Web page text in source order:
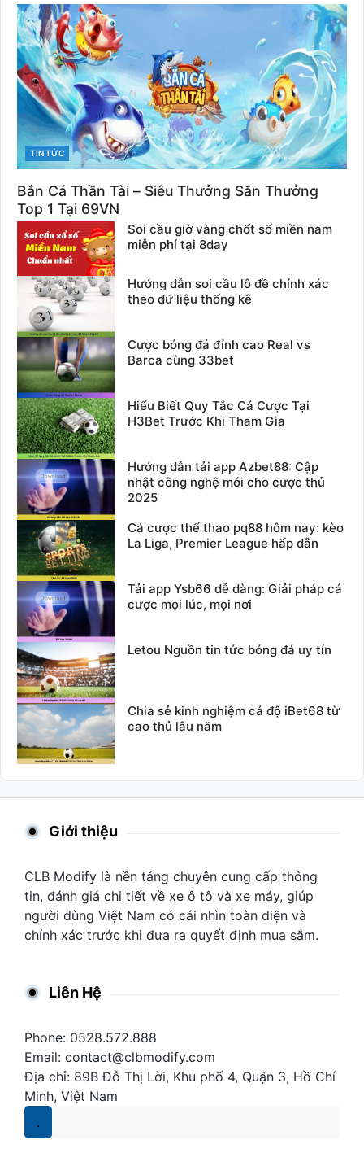
CATEGORIES
TIN TỨC
Bắn Cá Thần Tài – Siêu Thưởng Săn Thưởng
Top 1 Tại 69VN
Soi cầu giờ vàng chốt số miền nam
miễn phí tại 8day
Hướng dẫn soi cầu lô đề chính xác
theo dữ liệu thống kê
Cược bóng đá đỉnh cao Real vs
Barca cùng 33bet
Hiểu Biết Quy Tắc Cá Cược Tại
H3Bet Trước Khi Tham Gia
Hướng dẫn tải app Azbet88: Cập
nhật công nghệ mới cho cược thủ
2025
Cá cược thể thao pq88 hôm nay: kèo
La Liga, Premier League hấp dẫn
Tải app Ysb66 dễ dàng: Giải pháp cá
cược mọi lúc, mọi nơi
Letou Nguồn tin tức bóng đá uy tín
Chia sẻ kinh nghiệm cá độ iBet68 từ
cao thủ lâu năm
Giới thiệu
CLB Modify là nền tảng chuyên cung cấp thông
tin, đánh giá chi tiết về xe ô tô và xe máy, giúp
người dùng Việt Nam có cái nhìn toàn diện và
chính xác trước khi đưa ra quyết định mua sắm.
Liên Hệ
Phone: 0528.572.888
Email: contact@clbmodify.com
Địa chỉ: 89B Đỗ Thị Lời, Khu phố 4, Quận 3, Hồ Chí
Minh, Việt Nam
.